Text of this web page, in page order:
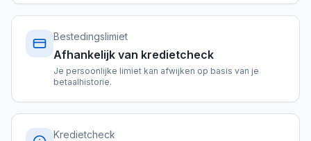
Bestedingslimiet
Afhankelijk van kredietcheck
Je persoonlijke limiet kan afwijken op basis van je
betaalhistorie.
Kredietcheck